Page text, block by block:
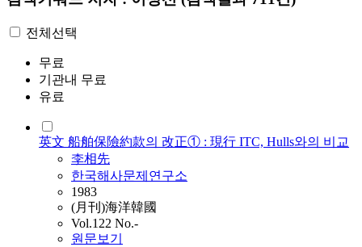
전체선택
무료
기관내 무료
유료
英文 船舶保險約款의 改正① : 現行 ITC, Hulls와의 비교
李相先
한국해사문제연구소
1983
(月刊)海洋韓國
Vol.122 No.-
원문보기